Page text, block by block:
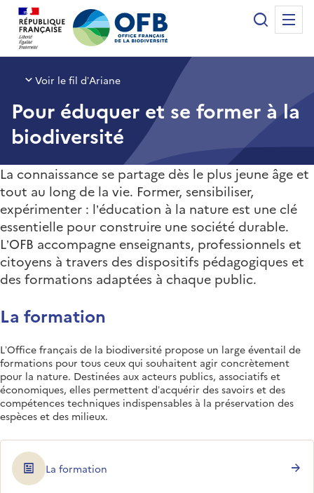
Office français de la biodiversité
Recherche
Voir le fil d’Ariane
Pour éduquer et se former à la
biodiversité
La connaissance se partage dès le plus jeune âge et
tout au long de la vie. Former, sensibiliser,
expérimenter : l’éducation à la nature est une clé
essentielle pour construire une société durable.
L’OFB accompagne enseignants, professionnels et
citoyens à travers des dispositifs pédagogiques et
des formations adaptées à chaque public.
La formation
L’Office français de la biodiversité propose un large éventail de
formations pour tous ceux qui souhaitent agir concrètement
pour la nature. Destinées aux acteurs publics, associatifs et
économiques, elles permettent d’acquérir des savoirs et des
compétences techniques indispensables à la préservation des
espèces et des milieux.
La formation
Panneau de gestion des cookies